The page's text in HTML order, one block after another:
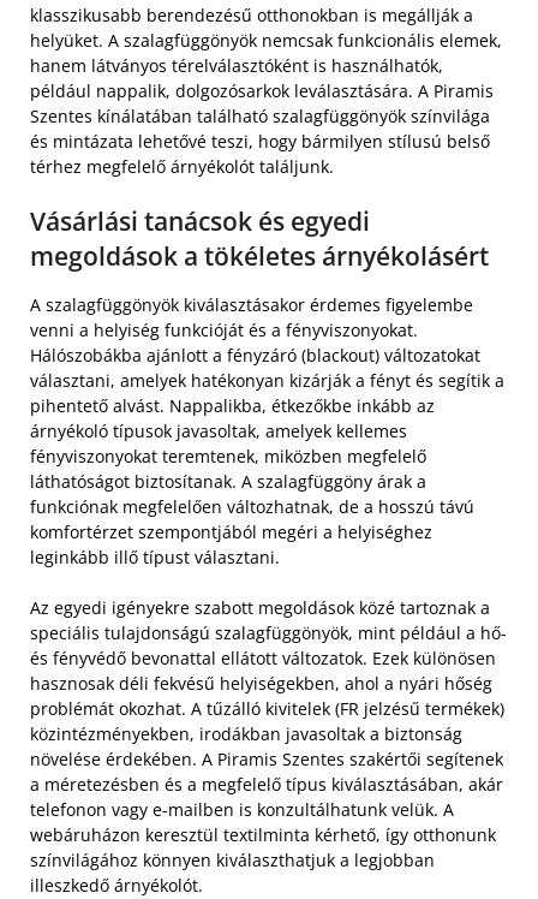
klasszikusabb berendezésű otthonokban is megállják a
helyüket. A szalagfüggönyök nemcsak funkcionális elemek,
hanem látványos térelválasztóként is használhatók,
például nappalik, dolgozósarkok leválasztására. A Piramis
Szentes kínálatában található szalagfüggönyök színvilága
és mintázata lehetővé teszi, hogy bármilyen stílusú belső
térhez megfelelő árnyékolót találjunk.
Vásárlási tanácsok és egyedi
megoldások a tökéletes árnyékolásért
A szalagfüggönyök kiválasztásakor érdemes figyelembe
venni a helyiség funkcióját és a fényviszonyokat.
Hálószobákba ajánlott a fényzáró (blackout) változatokat
választani, amelyek hatékonyan kizárják a fényt és segítik a
pihentető alvást. Nappalikba, étkezőkbe inkább az
árnyékoló típusok javasoltak, amelyek kellemes
fényviszonyokat teremtenek, miközben megfelelő
láthatóságot biztosítanak. A szalagfüggöny árak a
funkciónak megfelelően változhatnak, de a hosszú távú
komfortérzet szempontjából megéri a helyiséghez
leginkább illő típust választani.
Az egyedi igényekre szabott megoldások közé tartoznak a
speciális tulajdonságú szalagfüggönyök, mint például a hő-
és fényvédő bevonattal ellátott változatok. Ezek különösen
hasznosak déli fekvésű helyiségekben, ahol a nyári hőség
problémát okozhat. A tűzálló kivitelek (FR jelzésű termékek)
közintézményekben, irodákban javasoltak a biztonság
növelése érdekében. A Piramis Szentes szakértői segítenek
a méretezésben és a megfelelő típus kiválasztásában, akár
telefonon vagy e-mailben is konzultálhatunk velük. A
webáruházon keresztül textilminta kérhető, így otthonunk
színvilágához könnyen kiválaszthatjuk a legjobban
illeszkedő árnyékolót.